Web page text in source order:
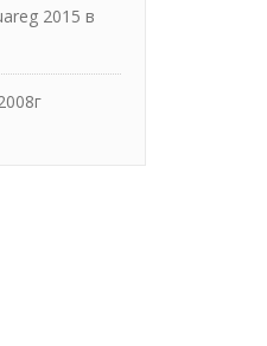
2015 в